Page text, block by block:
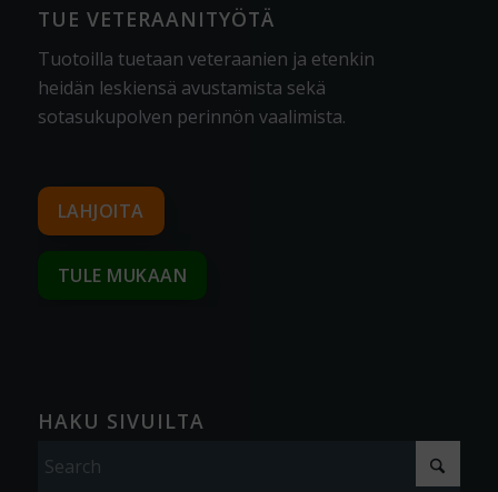
TUE VETERAANITYÖTÄ
Tuotoilla tuetaan veteraanien ja etenkin
heidän leskiensä avustamista sekä
sotasukupolven perinnön vaalimista.
LAHJOITA
TULE MUKAAN
HAKU SIVUILTA